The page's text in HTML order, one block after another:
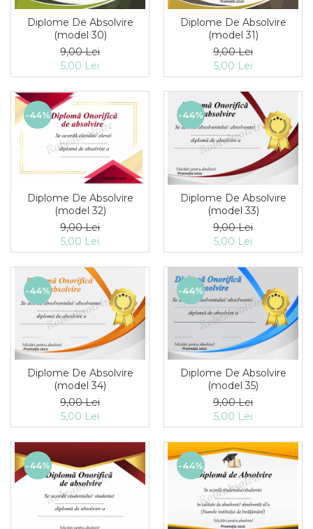
Diplome De Absolvire
(model 30)
9,00 Lei
5,00 Lei
Diplome De Absolvire
(model 31)
9,00 Lei
5,00 Lei
-44%
Diplome De Absolvire
(model 32)
9,00 Lei
5,00 Lei
-44%
Diplome De Absolvire
(model 33)
9,00 Lei
5,00 Lei
-44%
Diplome De Absolvire
(model 34)
9,00 Lei
5,00 Lei
-44%
Diplome De Absolvire
(model 35)
9,00 Lei
5,00 Lei
-44% -44%